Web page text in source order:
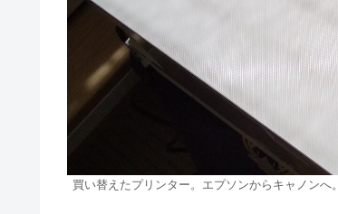
買い替えたプリンター。エプソンからキャノンへ。